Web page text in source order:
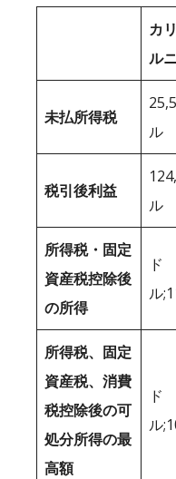
カ
ル
未払所得税
ル
税引後利益
ル
所得税・固定
資産税控除後
の所得
ド
ル
所得税、固定
資産税、消費
税控除後の可
処分所得の最
高額
ド
ル